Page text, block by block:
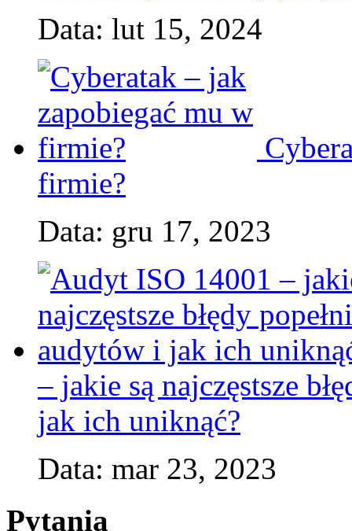
Data: lut 15, 2024
firmie?
Data: gru 17, 2023
– jakie są najczęstsze
jak ich uniknąć?
Data: mar 23, 2023
Pytania